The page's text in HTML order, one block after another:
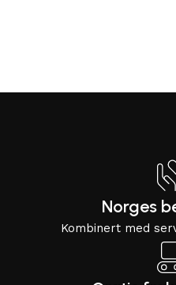
Norges
Kombinert med